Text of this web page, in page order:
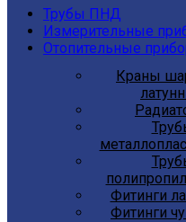
Трубы ПНД
Измерительные
Отопительные
Краны
Фитинги
Фитинги